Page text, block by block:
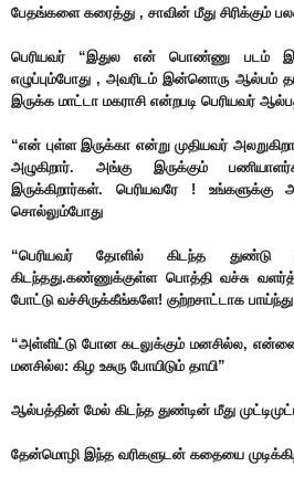
பேதங்களை கரைத்து , சாவின் மீது சிரிக்கும்
பெரியவர் “இதுல என் பொண்ணு படம்
எழுப்பும்போது , அவரிடம் இன்னொரு ஆல்பம்
இருக்க மாட்டா மகராசி என்றபடி பெரியவர்
“என் புள்ள இருக்கா என்று முதியவர்
அழுகிறார். அங்கு இருக்கும்
இருக்கிறார்கள். பெரியவரே !
சொல்லும்போது
“பெரியவர் தோளில் கிடந்த
கிடந்தது.கண்ணுக்குள்ள பொத்தி வச்சு
போட்டு வச்சிருக்கீங்களே! குற்றசாட்டாக
“அள்ளிட்டு போன கடலுக்கும் மனசில்ல,
மனசில்ல: கிழ உசுரு போயிடும் தாயி”
ஆல்பத்தின் மேல் கிடந்த துண்டின் மீது
தேன்மொழி இந்த வரிகளுடன் கதையை